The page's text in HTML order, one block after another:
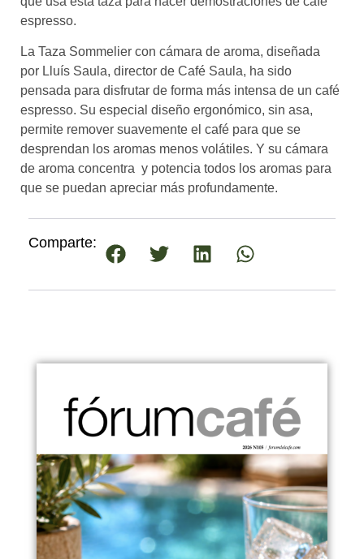
espresso.
La Taza Sommelier con cámara de aroma, diseñada
por Lluís Saula, director de Café Saula, ha sido
pensada para disfrutar de forma más intensa de un café
espresso. Su especial diseño ergonómico, sin asa,
permite remover suavemente el café para que se
desprendan los aromas menos volátiles. Y su cámara
de aroma concentra y potencia todos los aromas para
que se puedan apreciar más profundamente.
Comparte: